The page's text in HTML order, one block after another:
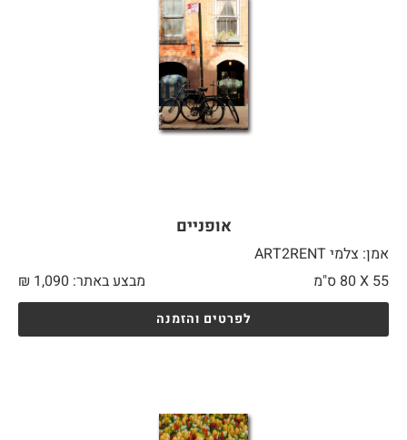
אופניים
אמן: צלמי ART2RENT
55 X
מבצע באתר: ₪ 1,090
לפרטים והזמנה